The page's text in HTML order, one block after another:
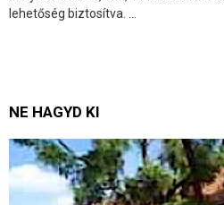
lehetőség biztosítva. ...
NE HAGYD KI